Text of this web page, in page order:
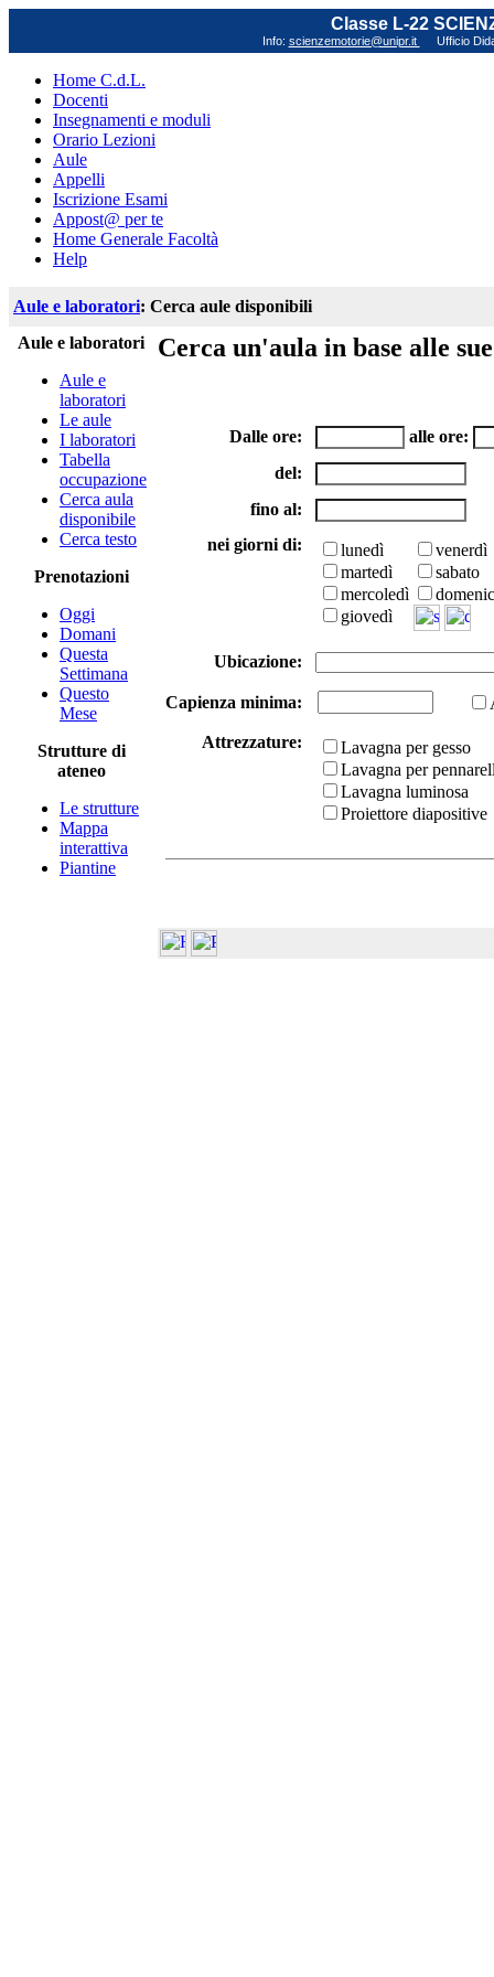
Classe L-22
Info: scienzemotorie@unipr.it Ufficio
Home C.d.L.
Docenti
Insegnamenti e moduli
Orario Lezioni
Aule
Appelli
Iscrizione Esami
Appost@ per te
Home Generale Facoltà
Help
Aule e laboratori: Cerca aule disponibili
Aule e laboratori
Aule e
laboratori
Le aule
I laboratori
Tabella
occupazione
Cerca aula
disponibile
Cerca testo
Prenotazioni
Oggi
Domani
Questa
Settimana
Questo
Mese
Strutture di
ateneo
Le strutture
Mappa
interattiva
Piantine
Cerca un'aula in base alle
Dalle ore:
alle ore:
del:
fino al:
nei giorni di:
lunedì
martedì
mercoledì
giovedì
venerdì
sabato
Ubicazione:
Capienza minima:
Attrezzature:
Lavagna per gesso
Lavagna per
Lavagna luminosa
Proiettore diapositive